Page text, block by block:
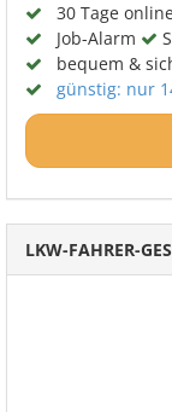
30 Tage
Job-Alarm
bequem &
günstig: nur
LKW-FAHRER-